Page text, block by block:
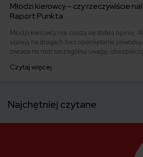
Młodzi kierowcy – czy rzeczywiście
Raport Punkta
Młodzi kierowcy nie cieszą się dobrą opinią.
szaleją na drogach bez opamiętania
zwraca na nich szczególną uwagę,
winduje składki za ubezpieczenie OC do
Czytaj więcej
Najchętniej czytane